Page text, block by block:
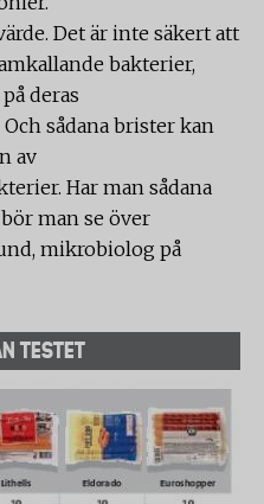
Det är inte säkert att
bakterier,
deras
sådana brister kan
av
Har man sådana
man se över
mikrobiolog på
TESTET